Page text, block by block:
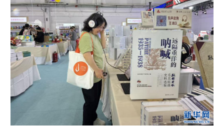
城市 旅游 能源 会展
彩票 娱乐 时尚 悦读
公益 一带一路 亚太网 上市公司
文化产业